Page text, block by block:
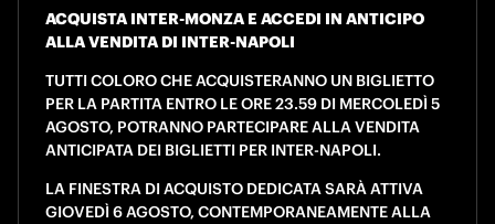
ACQUISTA INTER-MONZA E ACCEDI IN ANTICIPO
ALLA VENDITA DI INTER-NAPOLI
TUTTI COLORO CHE ACQUISTERANNO UN BIGLIETTO
PER LA PARTITA ENTRO LE ORE 23.59 DI MERCOLEDÌ 5
AGOSTO, POTRANNO PARTECIPARE ALLA VENDITA
ANTICIPATA DEI BIGLIETTI PER INTER-NAPOLI.
LA FINESTRA DI ACQUISTO DEDICATA SARÀ ATTIVA
GIOVEDÌ 6 AGOSTO, CONTEMPORANEAMENTE ALLA